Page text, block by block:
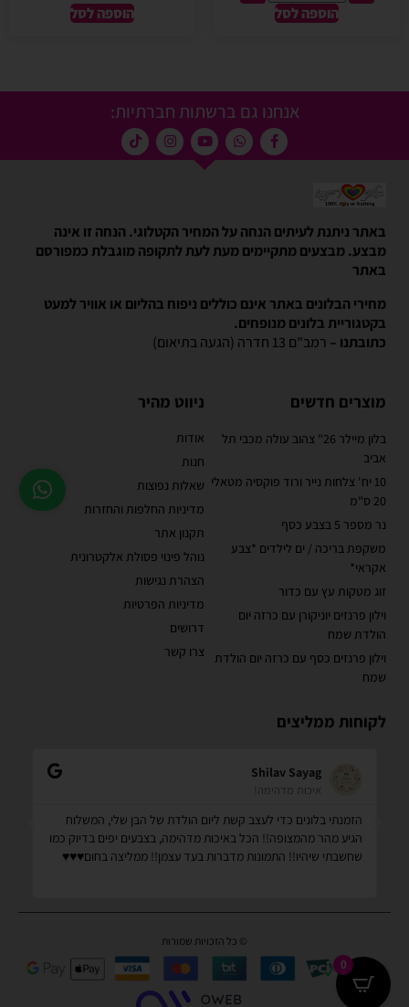
הוספה לסל הוספה לסל
אנחנו גם ברשתות חברתיות:
באתר ניתנת לעיתים הנחה על המחיר הקטלוגי. הנחה זו אינה
מבצע. מבצעים מתקיימים מעת לעת לתקופה מוגבלת כמפורסם
באתר
מחירי הבלונים באתר אינם כוללים ניפוח בהליום או אוויר למעט
בקטגוריית בלונים מנופחים.
כתובתנו – רמב"ם 13 חדרה (הגעה בתיאום)
מוצרים חדשים
בלון מיילר 26" צהוב עולה מכבי תל
אביב
10 יח' צלחות נייר ורוד פוקסיה מטאלי
20 ס"מ
נר מספר 5 בצבע כסף
משקפת בריכה / ים לילדים *צבע
אקראי*
זוג מטקות עץ עם כדור
וילון פרנזים יוניקורן עם כרזה יום
הולדת שמח
וילון פרנזים כסף עם כרזה יום הולדת
שמח
ניווט מהיר
אודות
חנות
שאלות נפוצות
מדיניות החלפות והחזרות
תקנון אתר
נוהל פינוי פסולת אלקטרונית
הצהרת נגישות
מדיניות הפרטיות
דרושים
צרו קשר
לקוחות ממליצים
Shilav Sayag
איכות מדהימה!
הזמנתי בלונים כדי לעצב קשת ליום הולדת של הבן שלי, המשלוח
הגיע מהר מהמצופה!! הכל באיכות מדהימה, בצבעים יפים בדיוק כמו
שחשבתי שיהיו!! התמונות מדברות בעד עצמן!! ממליצה בחום♥️♥️♥️
© כל הזכויות שמורות
0